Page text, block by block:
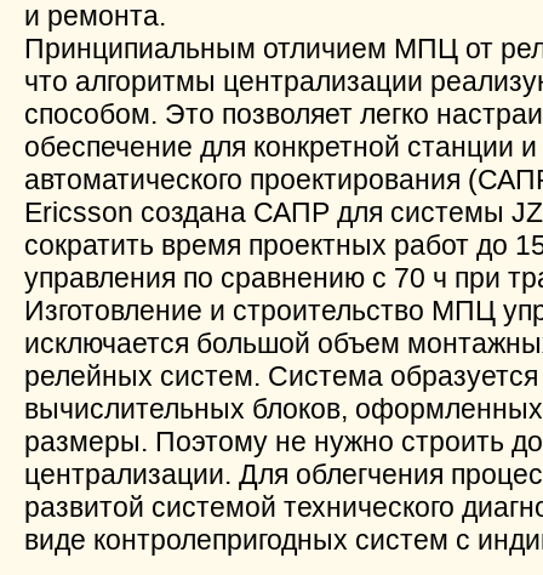
и ремонта.
Принципиальным отличием МПЦ от
что алгоритмы централизации
способом. Это позволяет легко
обеспечение для конкретной станции
автоматического проектирования
Ericsson создана САПР для системы
сократить время проектных работ до
управления по сравнению с 70 ч при
Изготовление и строительство МПЦ
исключается большой объем
релейных систем. Система
вычислительных блоков,
размеры. Поэтому не нужно строить
централизации. Для облегчения
развитой системой технического
виде контролепригодных систем с